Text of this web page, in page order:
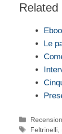
Related
Le
Categorie
Tag
Feltrinelli